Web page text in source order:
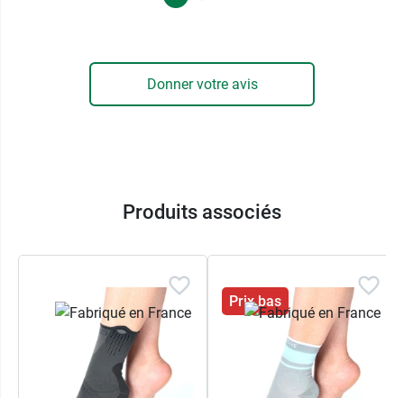
Donner votre avis
Produits associés
Prix bas